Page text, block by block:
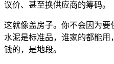
议价、甚至换供应商的筹码。
这就像盖房子。你不会因为要
水泥是标准品，谁家的都能
钱的，是地段。